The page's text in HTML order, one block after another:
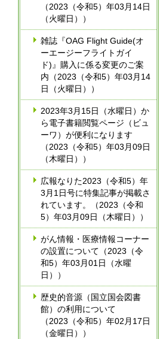
（2023（令和5）年03月14日
（火曜日））
雑誌『OAG Flight Guide(オ
ーエージーフライトガイ
ド)』購入に係る変更のご案
内（2023（令和5）年03月14
日（火曜日））
2023年3月15日（水曜日）か
ら電子書籍閲覧ページ（ビュ
ーワ）が便利になります
（2023（令和5）年03月09日
（木曜日））
広報なりた2023（令和5）年
3月1日号に特集記事が掲載さ
れています。（2023（令和
5）年03月09日（木曜日））
がん情報・医療情報コーナー
の設置について（2023（令
和5）年03月01日（水曜
日））
歴史的音源（国立国会図書
館）の利用について
（2023（令和5）年02月17日
（金曜日））